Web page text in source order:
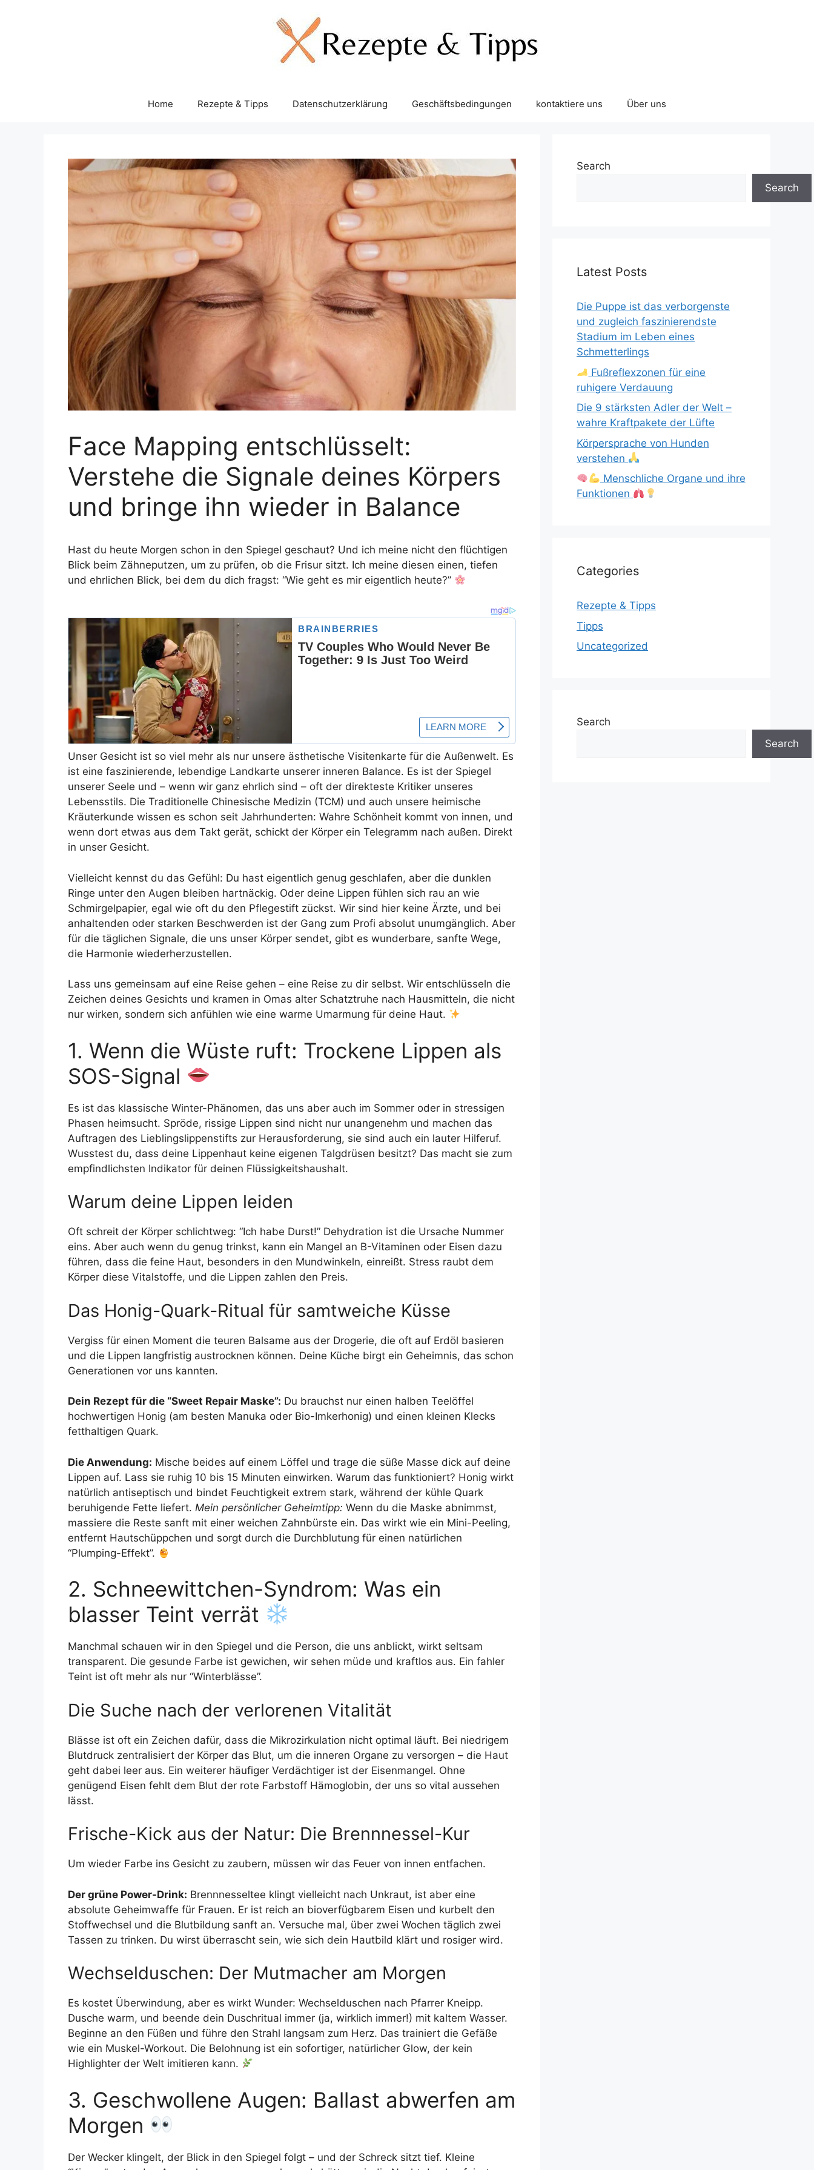
Home Rezepte & Tipps Datenschutzerklärung Geschäftsbedingungen kontaktiere uns Über uns
Face Mapping entschlüsselt:
Verstehe die Signale deines Körpers
und bringe ihn wieder in Balance
Hast du heute Morgen schon in den Spiegel geschaut? Und ich meine nicht den flüchtigen
Blick beim Zähneputzen, um zu prüfen, ob die Frisur sitzt. Ich meine diesen einen, tiefen
und ehrlichen Blick, bei dem du dich fragst: “Wie geht es mir eigentlich heute?”
Unser Gesicht ist so viel mehr als nur unsere ästhetische Visitenkarte für die Außenwelt. Es
ist eine faszinierende, lebendige Landkarte unserer inneren Balance. Es ist der Spiegel
unserer Seele und – wenn wir ganz ehrlich sind – oft der direkteste Kritiker unseres
Lebensstils. Die Traditionelle Chinesische Medizin (TCM) und auch unsere heimische
Kräuterkunde wissen es schon seit Jahrhunderten: Wahre Schönheit kommt von innen, und
wenn dort etwas aus dem Takt gerät, schickt der Körper ein Telegramm nach außen. Direkt
in unser Gesicht.
Vielleicht kennst du das Gefühl: Du hast eigentlich genug geschlafen, aber die dunklen
Ringe unter den Augen bleiben hartnäckig. Oder deine Lippen fühlen sich rau an wie
Schmirgelpapier, egal wie oft du den Pflegestift zückst. Wir sind hier keine Ärzte, und bei
anhaltenden oder starken Beschwerden ist der Gang zum Profi absolut unumgänglich. Aber
für die täglichen Signale, die uns unser Körper sendet, gibt es wunderbare, sanfte Wege,
die Harmonie wiederherzustellen.
Lass uns gemeinsam auf eine Reise gehen – eine Reise zu dir selbst. Wir entschlüsseln die
Zeichen deines Gesichts und kramen in Omas alter Schatztruhe nach Hausmitteln, die nicht
nur wirken, sondern sich anfühlen wie eine warme Umarmung für deine Haut.
1. Wenn die Wüste ruft: Trockene Lippen als
SOS-Signal
Es ist das klassische Winter-Phänomen, das uns aber auch im Sommer oder in stressigen
Phasen heimsucht. Spröde, rissige Lippen sind nicht nur unangenehm und machen das
Auftragen des Lieblingslippenstifts zur Herausforderung, sie sind auch ein lauter Hilferuf.
Wusstest du, dass deine Lippenhaut keine eigenen Talgdrüsen besitzt? Das macht sie zum
empfindlichsten Indikator für deinen Flüssigkeitshaushalt.
Warum deine Lippen leiden
Oft schreit der Körper schlichtweg: “Ich habe Durst!” Dehydration ist die Ursache Nummer
eins. Aber auch wenn du genug trinkst, kann ein Mangel an B-Vitaminen oder Eisen dazu
führen, dass die feine Haut, besonders in den Mundwinkeln, einreißt. Stress raubt dem
Körper diese Vitalstoffe, und die Lippen zahlen den Preis.
Das Honig-Quark-Ritual für samtweiche Küsse
Vergiss für einen Moment die teuren Balsame aus der Drogerie, die oft auf Erdöl basieren
und die Lippen langfristig austrocknen können. Deine Küche birgt ein Geheimnis, das schon
Generationen vor uns kannten.
Dein Rezept für die “Sweet Repair Maske”: Du brauchst nur einen halben Teelöffel
hochwertigen Honig (am besten Manuka oder Bio-Imkerhonig) und einen kleinen Klecks
fetthaltigen Quark.
Die Anwendung: Mische beides auf einem Löffel und trage die süße Masse dick auf deine
Lippen auf. Lass sie ruhig 10 bis 15 Minuten einwirken. Warum das funktioniert? Honig wirkt
natürlich antiseptisch und bindet Feuchtigkeit extrem stark, während der kühle Quark
beruhigende Fette liefert. Mein persönlicher Geheimtipp: Wenn du die Maske abnimmst,
massiere die Reste sanft mit einer weichen Zahnbürste ein. Das wirkt wie ein Mini-Peeling,
entfernt Hautschüppchen und sorgt durch die Durchblutung für einen natürlichen
“Plumping-Effekt”.
2. Schneewittchen-Syndrom: Was ein
blasser Teint verrät
Manchmal schauen wir in den Spiegel und die Person, die uns anblickt, wirkt seltsam
transparent. Die gesunde Farbe ist gewichen, wir sehen müde und kraftlos aus. Ein fahler
Teint ist oft mehr als nur “Winterblässe”.
Die Suche nach der verlorenen Vitalität
Blässe ist oft ein Zeichen dafür, dass die Mikrozirkulation nicht optimal läuft. Bei niedrigem
Blutdruck zentralisiert der Körper das Blut, um die inneren Organe zu versorgen – die Haut
geht dabei leer aus. Ein weiterer häufiger Verdächtiger ist der Eisenmangel. Ohne
genügend Eisen fehlt dem Blut der rote Farbstoff Hämoglobin, der uns so vital aussehen
lässt.
Frische-Kick aus der Natur: Die Brennnessel-Kur
Um wieder Farbe ins Gesicht zu zaubern, müssen wir das Feuer von innen entfachen.
Der grüne Power-Drink: Brennnesseltee klingt vielleicht nach Unkraut, ist aber eine
absolute Geheimwaffe für Frauen. Er ist reich an bioverfügbarem Eisen und kurbelt den
Stoffwechsel und die Blutbildung sanft an. Versuche mal, über zwei Wochen täglich zwei
Tassen zu trinken. Du wirst überrascht sein, wie sich dein Hautbild klärt und rosiger wird.
Wechselduschen: Der Mutmacher am Morgen
Es kostet Überwindung, aber es wirkt Wunder: Wechselduschen nach Pfarrer Kneipp.
Dusche warm, und beende dein Duschritual immer (ja, wirklich immer!) mit kaltem Wasser.
Beginne an den Füßen und führe den Strahl langsam zum Herz. Das trainiert die Gefäße
wie ein Muskel-Workout. Die Belohnung ist ein sofortiger, natürlicher Glow, der kein
Highlighter der Welt imitieren kann.
3. Geschwollene Augen: Ballast abwerfen am
Morgen
Der Wecker klingelt, der Blick in den Spiegel folgt – und der Schreck sitzt tief. Kleine
Search
Search
Latest Posts
Die Puppe ist das verborgenste
und zugleich faszinierendste
Stadium im Leben eines
Schmetterlings
Fußreflexzonen für eine
ruhigere Verdauung
Die 9 stärksten Adler der Welt –
wahre Kraftpakete der Lüfte
Körpersprache von Hunden
verstehen
Menschliche Organe und ihre
Funktionen
Categories
Rezepte & Tipps
Tipps
Uncategorized
Search
Search